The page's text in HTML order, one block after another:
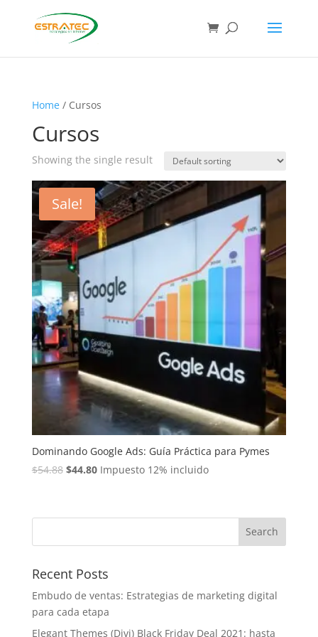
Home/ Cursos
Cursos
Showing the single result
Sale!
Dominando Google Ads: Guía Práctica para Pymes
$54.88 Original
$54.88.
$44.80Current
$44.80.
Impuesto 12% incluido
Recent Posts
Embudo de ventas: Estrategias de marketing digital
para cada etapa
Elegant Themes (Divi) Black Friday Deal 2021: hasta